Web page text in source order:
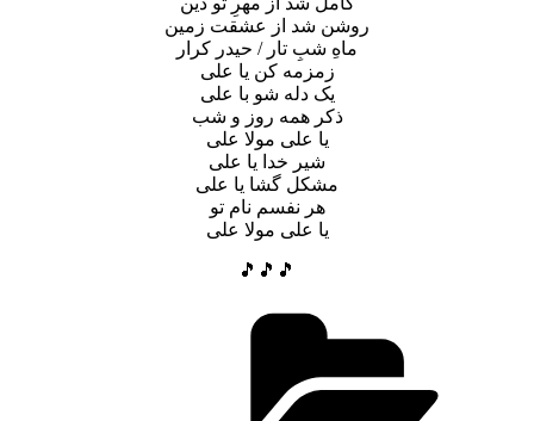
روشن شد از عشقت زمین
ماهِ شبِ تار / حیدر کرار
زمزمه کن یا علی
یک دله شو با علی
ذکر همه روز و شب
یا علی مولا علی
شیر خدا یا علی
مشکل گشا یا علی
هر نفسم نام تو
یا علی مولا علی
🎵🎵🎵